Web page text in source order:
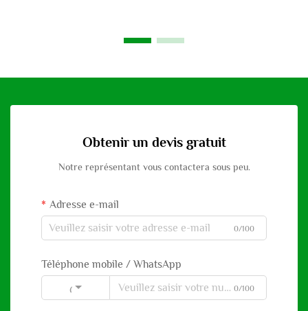
Obtenir un devis gratuit
Notre représentant vous contactera sous peu.
Adresse e-mail
0/100
Téléphone mobile / WhatsApp
Code 0/100